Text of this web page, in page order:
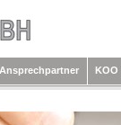
Ansprechpartner KOO